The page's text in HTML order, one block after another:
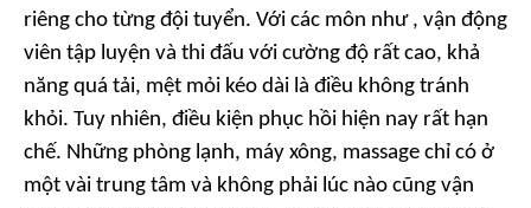
riêng cho từng đội tuyển. Với các môn như , vận động
viên tập luyện và thi đấu với cường độ rất cao, khả
năng quá tải, mệt mỏi kéo dài là điều không tránh
khỏi. Tuy nhiên, điều kiện phục hồi hiện nay rất hạn
chế. Những phòng lạnh, máy xông, massage chỉ có ở
một vài trung tâm và không phải lúc nào cũng vận